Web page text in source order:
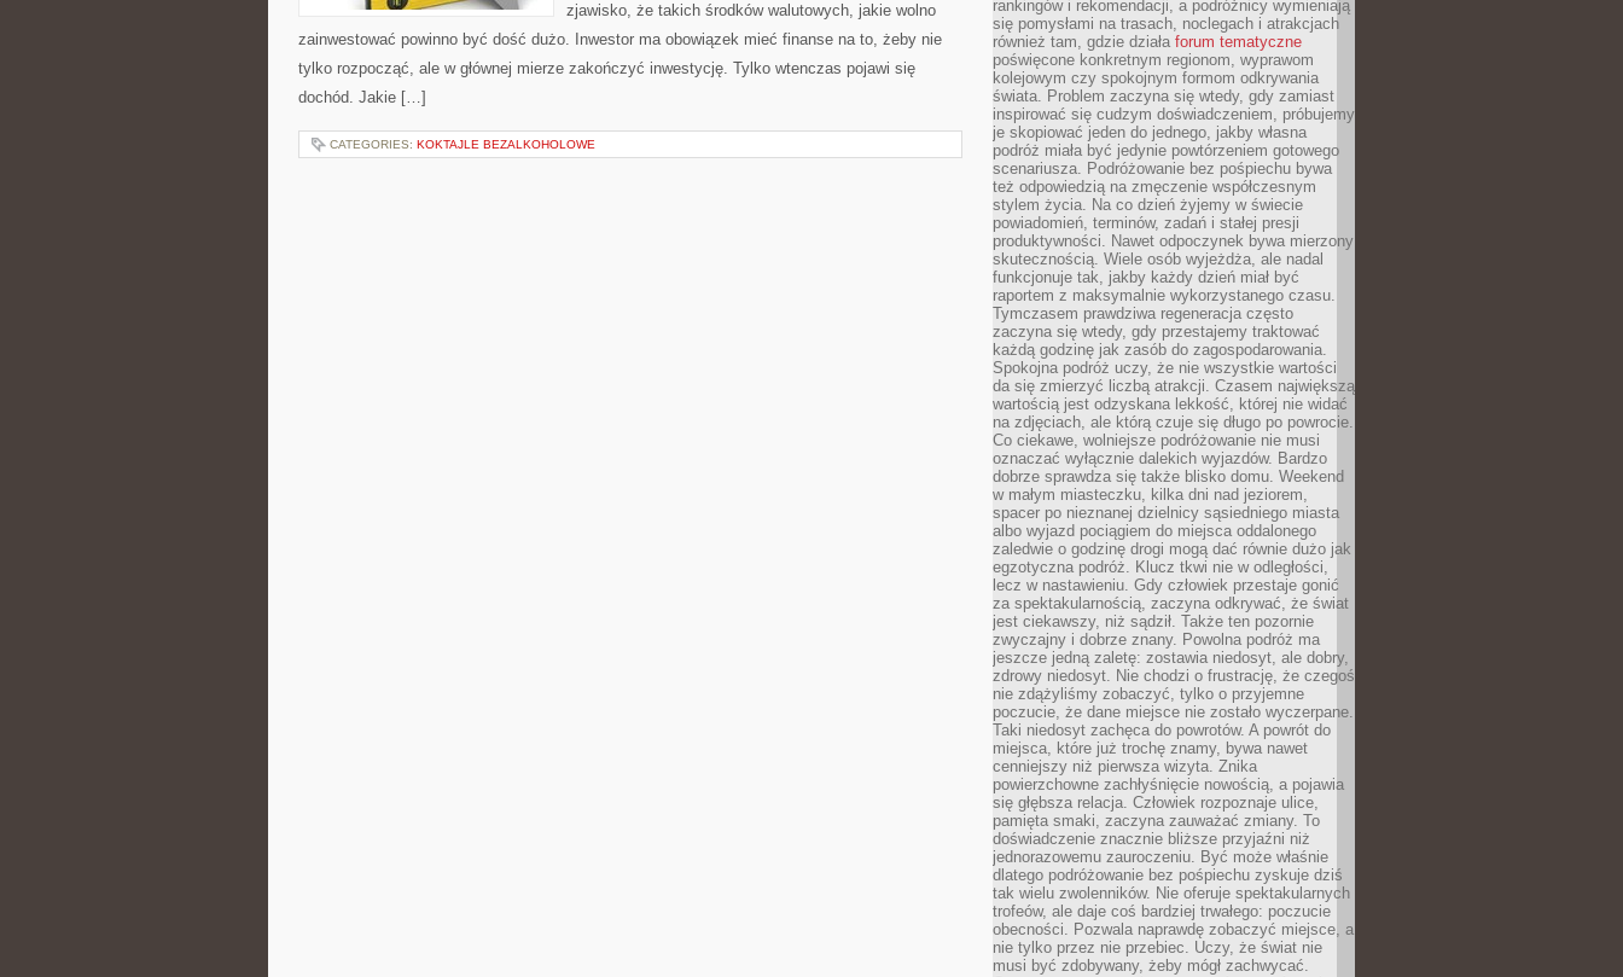
zjawisko, że takich środków walutowych, jakie wolno
zainwestować powinno być dość dużo. Inwestor ma obowiązek mieć finanse na to, żeby nie
tylko rozpocząć, ale w głównej mierze zakończyć inwestycję. Tylko wtenczas pojawi się
dochód. Jakie […]
CATEGORIES: KOKTAJLE BEZALKOHOLOWE
rankingów i rekomendacji, a podróżnicy wymieniają
się pomysłami na trasach, noclegach i atrakcjach
również tam, gdzie działa forum tematyczne
poświęcone konkretnym regionom, wyprawom
kolejowym czy spokojnym formom odkrywania
świata. Problem zaczyna się wtedy, gdy zamiast
inspirować się cudzym doświadczeniem, próbujemy
je skopiować jeden do jednego, jakby własna
podróż miała być jedynie powtórzeniem gotowego
scenariusza. Podróżowanie bez pośpiechu bywa
też odpowiedzią na zmęczenie współczesnym
stylem życia. Na co dzień żyjemy w świecie
powiadomień, terminów, zadań i stałej presji
produktywności. Nawet odpoczynek bywa mierzony
skutecznością. Wiele osób wyjeżdża, ale nadal
funkcjonuje tak, jakby każdy dzień miał być
raportem z maksymalnie wykorzystanego czasu.
Tymczasem prawdziwa regeneracja często
zaczyna się wtedy, gdy przestajemy traktować
każdą godzinę jak zasób do zagospodarowania.
Spokojna podróż uczy, że nie wszystkie wartości
da się zmierzyć liczbą atrakcji. Czasem największą
wartością jest odzyskana lekkość, której nie widać
na zdjęciach, ale którą czuje się długo po powrocie.
Co ciekawe, wolniejsze podróżowanie nie musi
oznaczać wyłącznie dalekich wyjazdów. Bardzo
dobrze sprawdza się także blisko domu. Weekend
w małym miasteczku, kilka dni nad jeziorem,
spacer po nieznanej dzielnicy sąsiedniego miasta
albo wyjazd pociągiem do miejsca oddalonego
zaledwie o godzinę drogi mogą dać równie dużo jak
egzotyczna podróż. Klucz tkwi nie w odległości,
lecz w nastawieniu. Gdy człowiek przestaje gonić
za spektakularnością, zaczyna odkrywać, że świat
jest ciekawszy, niż sądził. Także ten pozornie
zwyczajny i dobrze znany. Powolna podróż ma
jeszcze jedną zaletę: zostawia niedosyt, ale dobry,
zdrowy niedosyt. Nie chodzi o frustrację, że czegoś
nie zdążyliśmy zobaczyć, tylko o przyjemne
poczucie, że dane miejsce nie zostało wyczerpane.
Taki niedosyt zachęca do powrotów. A powrót do
miejsca, które już trochę znamy, bywa nawet
cenniejszy niż pierwsza wizyta. Znika
powierzchowne zachłyśnięcie nowością, a pojawia
się głębsza relacja. Człowiek rozpoznaje ulice,
pamięta smaki, zaczyna zauważać zmiany. To
doświadczenie znacznie bliższe przyjaźni niż
jednorazowemu zauroczeniu. Być może właśnie
dlatego podróżowanie bez pośpiechu zyskuje dziś
tak wielu zwolenników. Nie oferuje spektakularnych
trofeów, ale daje coś bardziej trwałego: poczucie
obecności. Pozwala naprawdę zobaczyć miejsce, a
nie tylko przez nie przebiec. Uczy, że świat nie
musi być zdobywany, żeby mógł zachwycać.